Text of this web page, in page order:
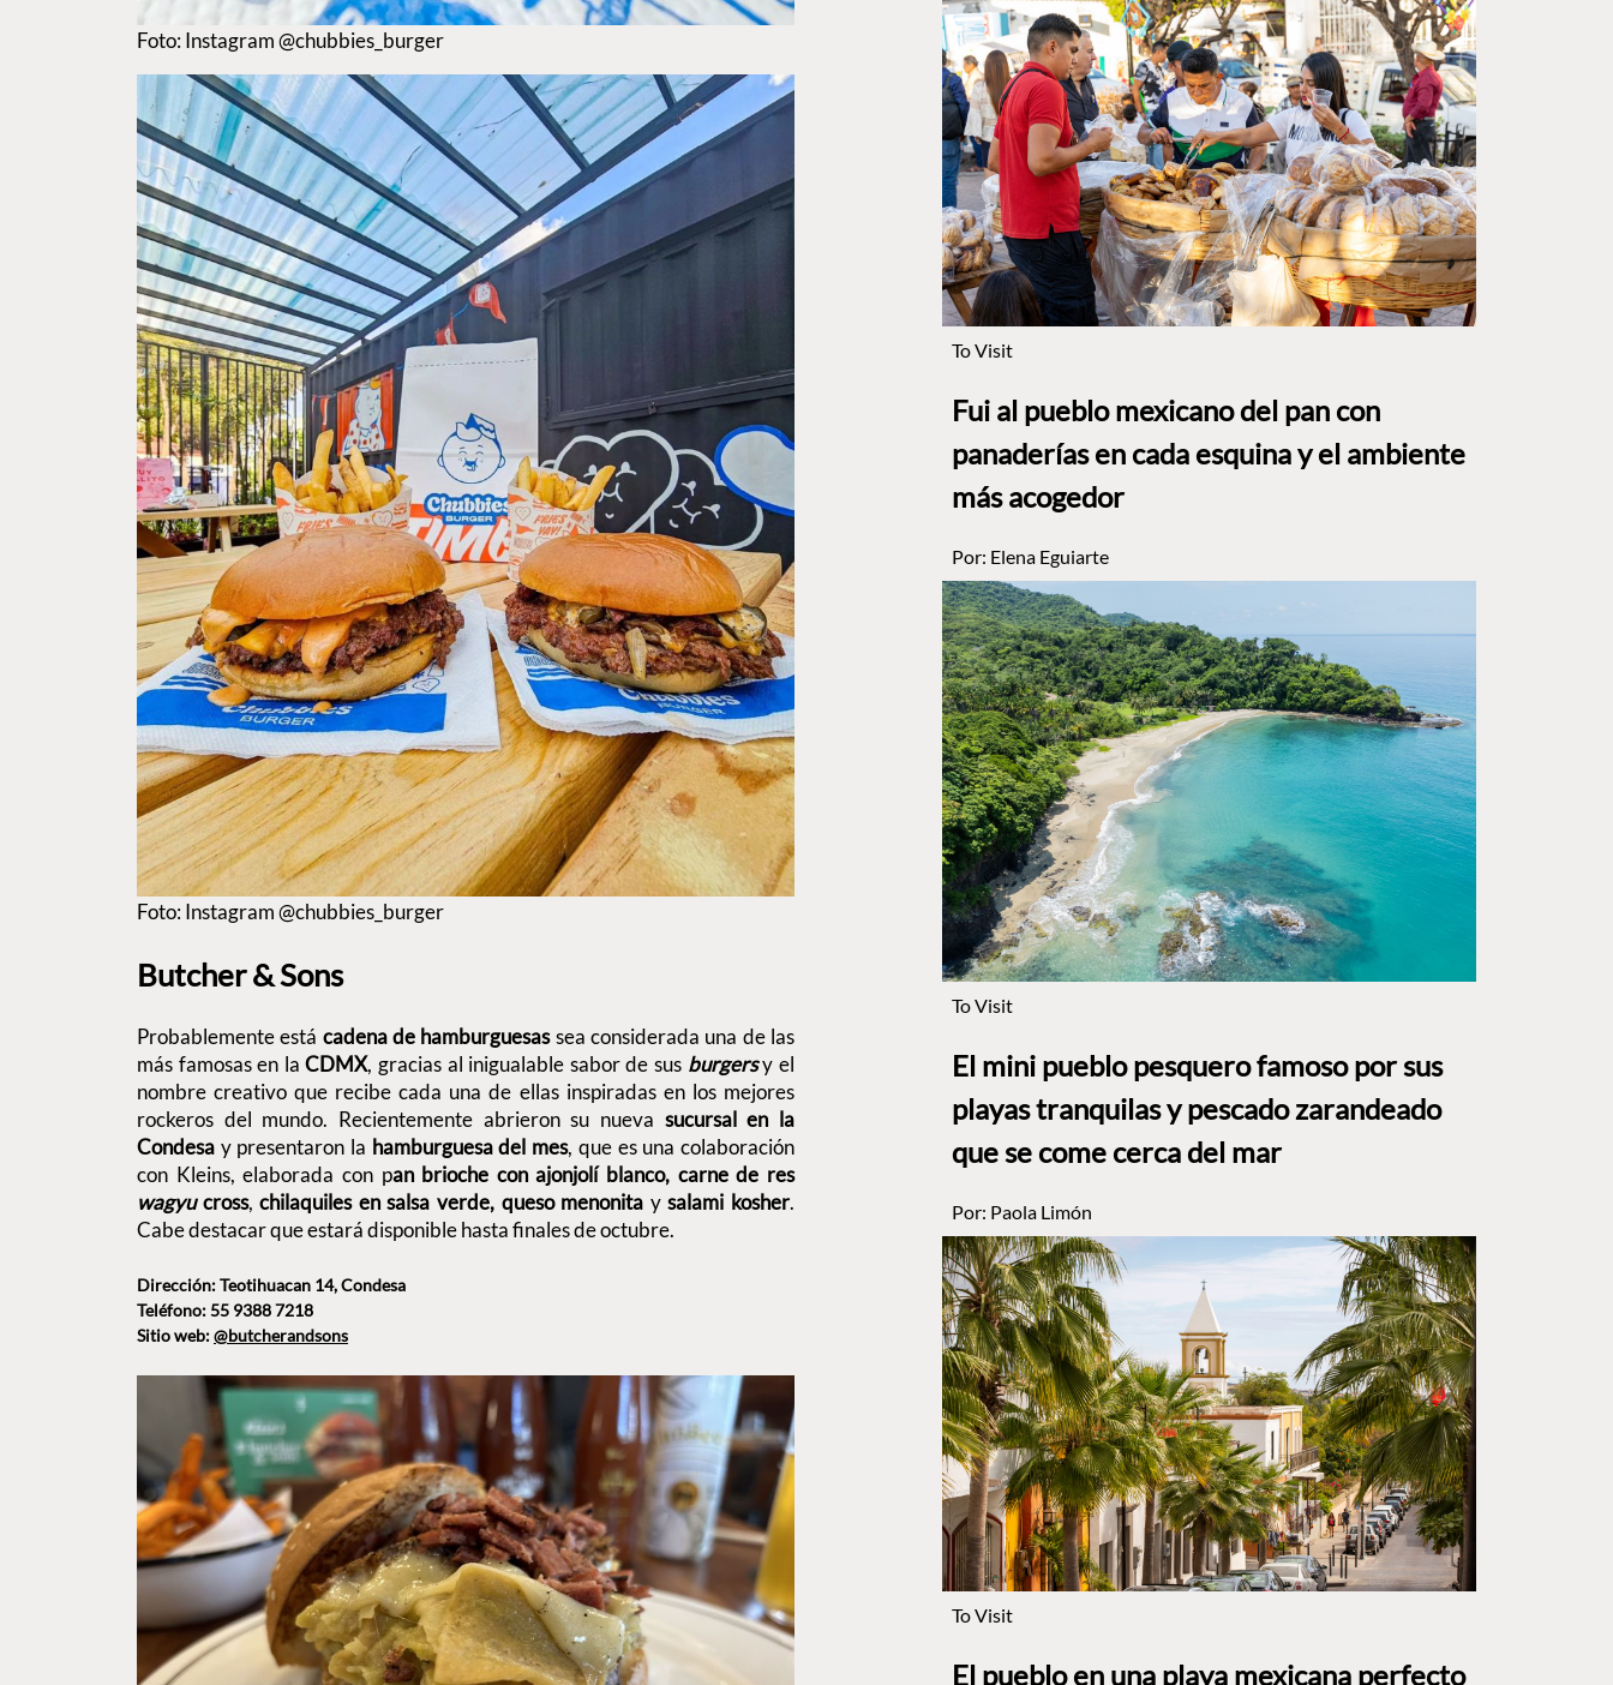
Foto: Instagram @chubbies_burger
Foto: Instagram @chubbies_burger
Butcher & Sons
Probablemente está cadena de hamburguesassea considerada una de las
más famosas en laCDMX, gracias al inigualable sabor de sus burgersy el
nombre creativo que recibe cada una de ellas inspiradas en los mejores
rockeros del mundo. Recientemente abrieron su nueva sucursal en la
Condesa y presentaron la hamburguesa del mes, que es una colaboración
con Kleins, elaborada con pan brioche con ajonjolí blanco, carne de res
wagyucross,chilaquiles en salsa verde, queso menonita ysalami kosher.
Cabe destacar que estará disponible hasta finales de octubre.
Dirección: Teotihuacan 14, Condesa
Teléfono: 55 9388 7218
Sitio web:@butcherandsons
To Visit
Fui al pueblo mexicano del pan con
panaderías en cada esquina y el ambiente
más acogedor
Por: Elena Eguiarte
To Visit
El mini pueblo pesquero famoso por sus
playas tranquilas y pescado zarandeado
que se come cerca del mar
Por: Paola Limón
To Visit
El pueblo en una playa mexicana perfecto